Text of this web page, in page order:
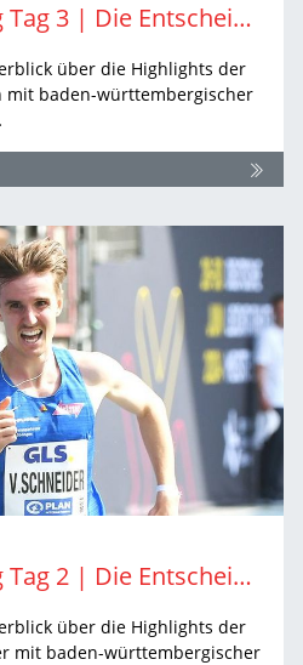
DM Braunschweig Tag 3 | Die Entscheidungen der Frauen
über die Highlights der
mit baden-württembergischer
DM Braunschweig Tag 2 | Die Entscheidungen der Männer
über die Highlights der
mit baden-württembergischer